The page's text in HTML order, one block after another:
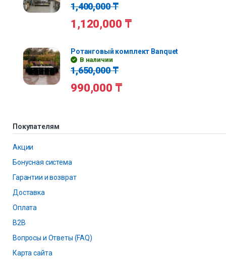
1,400,000₸
1,120,000 ₸
Ротанговый комплект Banquet
В наличии
1,650,000₸
990,000 ₸
Покупателям
Акции
Бонусная система
Гарантии и возврат
Доставка
Оплата
B2B
Вопросы и Ответы (FAQ)
Карта сайта